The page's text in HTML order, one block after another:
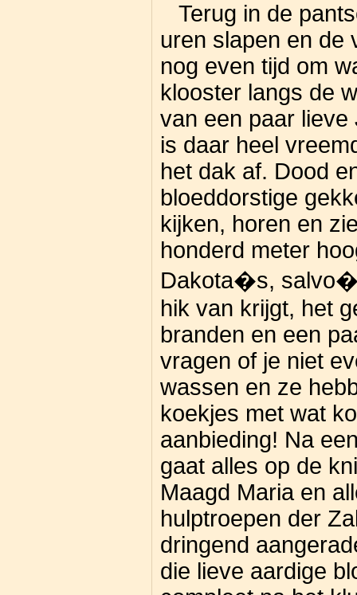
Terug in de
uren slapen en de
nog even tijd om
klooster langs de
van een paar lieve
is daar heel
het dak af. Dood
bloeddorstige
kijken, horen en
honderd meter
Dakota�s,
hik van krijgt, het
branden en een
vragen of je niet
wassen en ze
koekjes met wat
aanbieding! Na
gaat alles op de
Maagd Maria en
hulptroepen der
dringend
die lieve aardige